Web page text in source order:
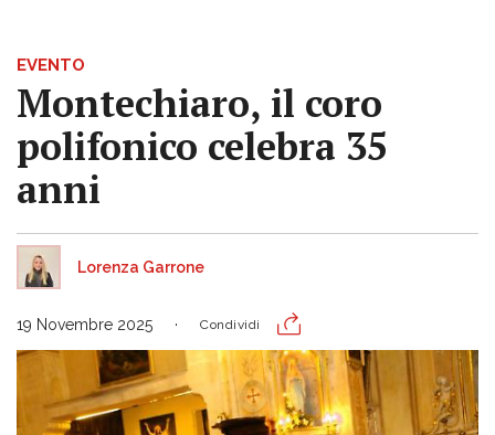
EVENTO
Montechiaro, il coro
polifonico celebra 35
anni
Lorenza Garrone
19 Novembre 2025 Condividi